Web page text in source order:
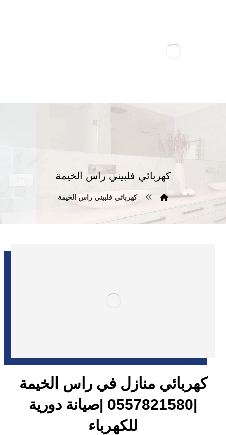
كهربائي فلبيني راس الخيمة
كهربائي فلبيني راس الخيمة
كهربائي منازل في راس الخيمة
|0557821580 |صيانة دورية
للكهرباء